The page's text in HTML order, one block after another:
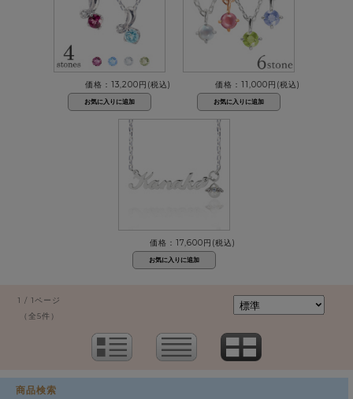
価格：13,200円(税込) 価格：11,000円(税込)
価格：17,600円(税込)
1 / 1ページ
（全5件）
商品検索